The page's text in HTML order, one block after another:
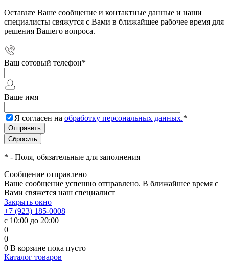
Оставьте Ваше сообщение и контактные данные и наши
специалисты свяжутся с Вами в ближайшее рабочее время для
решения Вашего вопроса.
Ваш сотовый телефон*
Ваше имя
Я согласен на обработку персональных данных.*
* - Поля, обязательные для заполнения
Сообщение отправлено
Ваше сообщение успешно отправлено. В ближайшее время с
Вами свяжется наш специалист
Закрыть окно
+7 (923) 185-0008
с 10:00 до 20:00
0
0
0 В корзине пока пусто
Каталог товаров